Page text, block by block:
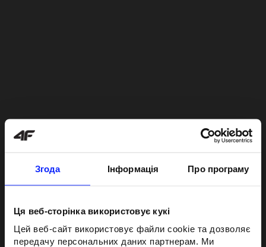
Згода Інформація Про програму
Ця веб-сторінка використовує кукі
Цей веб-сайт використовує файли cookie та дозволяє
передачу персональних даних партнерам. Ми